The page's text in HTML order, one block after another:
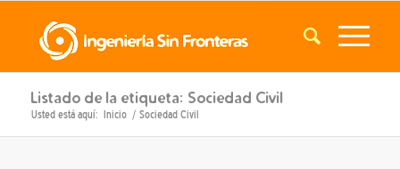
Listado de la etiqueta: Sociedad Civil
Usted está aquí: Inicio / Sociedad Civil